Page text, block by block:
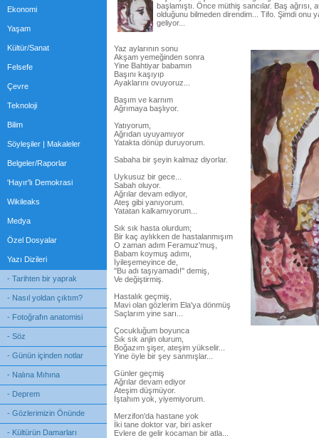
Ekonomi
Yaşam
Kültür/Sanat
Felsefe
Çevre
Teknoloji
Bilim
Söyleşiler | Makaleler
Belgeler/Raporlar
'Hayır'lı Demokrasi
Wikileaks
Medya
Özel Dosyalar
Yazı Dizileri
- Tarihten bir yaprak
- Nasıl yoldan çıktım?
- Fotoğrafın anatomisi
- Söz
- Günün içinden notlar
- Nalına Mıhına
- Deprem
- Gözlerimizin Önünde
- Kültürün Damarları
başlamıştı. Önce müthiş sancılar. Baş ağrısı,
olduğunu bilmeden direndim... Tifo. Şimdi onu
geliyor...
Yaz aylarının sonu
Akşam yemeğinden sonra
Yine Bahtiyar babamın
Başını kaşıyıp
Ayaklarını ovuyoruz...
Başım ve karnım
Ağrımaya başlıyor.
Yatıyorum,
Ağrıdan uyuyamıyor
Yatakta dönüp duruyorum.
Sabaha bir şeyin kalmaz diyorlar.
Uykusuz bir gece...
Sabah oluyor.
Ağrılar devam ediyor,
Ateş gibi yanıyorum.
Yatatan kalkamıyorum...
Sık sık hasta olurdum;
Bir kaç aylıkken de hastalanmışım
O zaman adım Feramuz'muş,
Babam koymuş adımı,
İyileşemeyince de,
''Bu adı taşıyamadı!'' demiş,
Ve değiştirmiş.
Hastalık geçmiş,
Mavi olan gözlerim Ela'ya dönmüş
Saçlarım yine sarı...
Çocukluğum boyunca
Sık sık anjin olurum,
Boğazım şişer, ateşim yükselir...
Yine öyle bir şey sanmışlar...
Günler geçmiş
Ağrılar devam ediyor
Ateşim düşmüyor.
İştahım yok, yiyemiyorum.
Merzifon'da hastane yok
İki tane doktor var, biri asker
Evlere de gelir kocaman bir atla...